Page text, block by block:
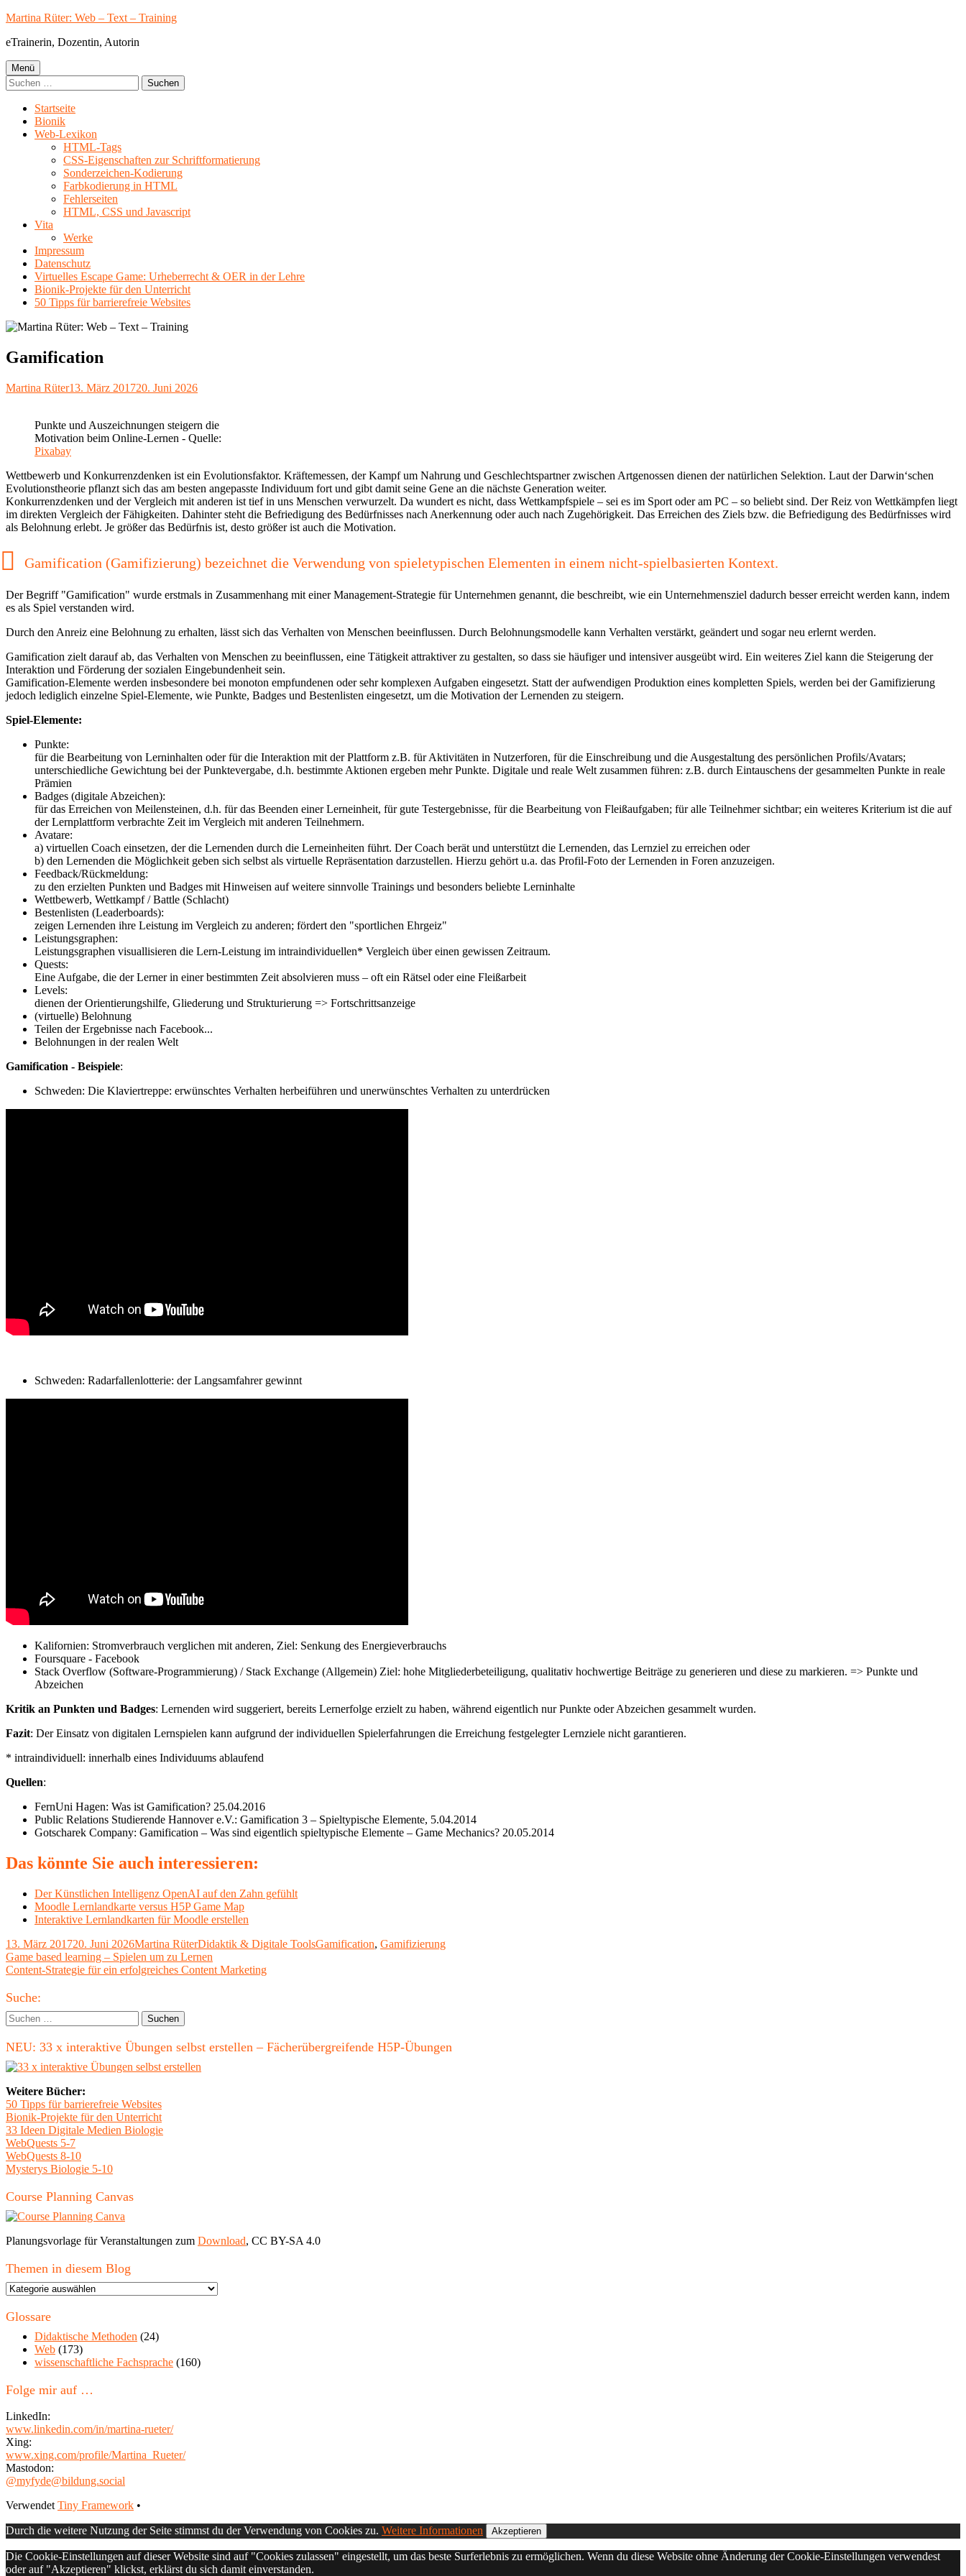
Springe
Inhalt
Martina Rüter: Web – Text – Training
eTrainerin, Dozentin, Autorin
Primäres
Menü
Menü
Suchen
nach:
Startseite
Bionik
Web-Lexikon
HTML-Tags
CSS-Eigenschaften zur Schriftformatierung
Sonderzeichen-Kodierung
Farbkodierung in HTML
Fehlerseiten
HTML, CSS und Javascript
Vita
Werke
Impressum
Datenschutz
Virtuelles Escape Game: Urheberrecht & OER in der Lehre
Bionik-Projekte für den Unterricht
50 Tipps für barrierefreie Websites
Gamification
Autor
Martina RüterVeröffentlicht
13. März 201720. Juni 2026
Punkte und Auszeichnungen steigern die
Motivation beim Online-Lernen - Quelle:
Pixabay
Wettbewerb und Konkurrenzdenken ist ein Evolutionsfaktor. Kräftemessen, der Kampf um Nahrung und Geschlechtspartner zwischen Artgenossen dienen der natürlichen Selektion. Laut der Darwin‘schen
Evolutionstheorie pflanzt sich das am besten angepasste Individuum fort und gibt damit seine Gene an die nächste Generation weiter.
Konkurrenzdenken und der Vergleich mit anderen ist tief in uns Menschen verwurzelt. Da wundert es nicht, dass Wettkampfspiele – sei es im Sport oder am PC – so beliebt sind. Der Reiz von Wettkämpfen liegt
im direkten Vergleich der Fähigkeiten. Dahinter steht die Befriedigung des Bedürfnisses nach Anerkennung oder auch nach Zugehörigkeit. Das Erreichen des Ziels bzw. die Befriedigung des Bedürfnisses wird
als Belohnung erlebt. Je größer das Bedürfnis ist, desto größer ist auch die Motivation.
Gamification (Gamifizierung) bezeichnet die Verwendung von spieletypischen Elementen in einem nicht-spielbasierten Kontext.
Der Begriff "Gamification" wurde erstmals in Zusammenhang mit einer Management-Strategie für Unternehmen genannt, die beschreibt, wie ein Unternehmensziel dadurch besser erreicht werden kann, indem
es als Spiel verstanden wird.
Durch den Anreiz eine Belohnung zu erhalten, lässt sich das Verhalten von Menschen beeinflussen. Durch Belohnungsmodelle kann Verhalten verstärkt, geändert und sogar neu erlernt werden.
Gamification zielt darauf ab, das Verhalten von Menschen zu beeinflussen, eine Tätigkeit attraktiver zu gestalten, so dass sie häufiger und intensiver ausgeübt wird. Ein weiteres Ziel kann die Steigerung der
Interaktion und Förderung der sozialen Eingebundenheit sein.
Gamification-Elemente werden insbesondere bei monoton empfundenen oder sehr komplexen Aufgaben eingesetzt. Statt der aufwendigen Produktion eines kompletten Spiels, werden bei der Gamifizierung
jedoch lediglich einzelne Spiel-Elemente, wie Punkte, Badges und Bestenlisten eingesetzt, um die Motivation der Lernenden zu steigern.
Spiel-Elemente:
Punkte:
für die Bearbeitung von Lerninhalten oder für die Interaktion mit der Plattform z.B. für Aktivitäten in Nutzerforen, für die Einschreibung und die Ausgestaltung des persönlichen Profils/Avatars;
unterschiedliche Gewichtung bei der Punktevergabe, d.h. bestimmte Aktionen ergeben mehr Punkte. Digitale und reale Welt zusammen führen: z.B. durch Eintauschens der gesammelten Punkte in reale
Prämien
Badges (digitale Abzeichen):
für das Erreichen von Meilensteinen, d.h. für das Beenden einer Lerneinheit, für gute Testergebnisse, für die Bearbeitung von Fleißaufgaben; für alle Teilnehmer sichtbar; ein weiteres Kriterium ist die auf
der Lernplattform verbrachte Zeit im Vergleich mit anderen Teilnehmern.
Avatare:
a) virtuellen Coach einsetzen, der die Lernenden durch die Lerneinheiten führt. Der Coach berät und unterstützt die Lernenden, das Lernziel zu erreichen oder
b) den Lernenden die Möglichkeit geben sich selbst als virtuelle Repräsentation darzustellen. Hierzu gehört u.a. das Profil-Foto der Lernenden in Foren anzuzeigen.
Feedback/Rückmeldung:
zu den erzielten Punkten und Badges mit Hinweisen auf weitere sinnvolle Trainings und besonders beliebte Lerninhalte
Wettbewerb, Wettkampf / Battle (Schlacht)
Bestenlisten (Leaderboards):
zeigen Lernenden ihre Leistung im Vergleich zu anderen; fördert den "sportlichen Ehrgeiz"
Leistungsgraphen:
Leistungsgraphen visuallisieren die Lern-Leistung im intraindividuellen* Vergleich über einen gewissen Zeitraum.
Quests:
Eine Aufgabe, die der Lerner in einer bestimmten Zeit absolvieren muss – oft ein Rätsel oder eine Fleißarbeit
Levels:
dienen der Orientierungshilfe, Gliederung und Strukturierung => Fortschrittsanzeige
(virtuelle) Belohnung
Teilen der Ergebnisse nach Facebook...
Belohnungen in der realen Welt
Gamification - Beispiele:
Schweden: Die Klaviertreppe: erwünschtes Verhalten herbeiführen und unerwünschtes Verhalten zu unterdrücken
Schweden: Radarfallenlotterie: der Langsamfahrer gewinnt
Kalifornien: Stromverbrauch verglichen mit anderen, Ziel: Senkung des Energieverbrauchs
Foursquare - Facebook
Stack Overflow (Software-Programmierung) / Stack Exchange (Allgemein) Ziel: hohe Mitgliederbeteiligung, qualitativ hochwertige Beiträge zu generieren und diese zu markieren. => Punkte und
Abzeichen
Kritik an Punkten und Badges: Lernenden wird suggeriert, bereits Lernerfolge erzielt zu haben, während eigentlich nur Punkte oder Abzeichen gesammelt wurden.
Fazit: Der Einsatz von digitalen Lernspielen kann aufgrund der individuellen Spielerfahrungen die Erreichung festgelegter Lernziele nicht garantieren.
* intraindividuell: innerhalb eines Individuums ablaufend
Quellen:
FernUni Hagen: Was ist Gamification? 25.04.2016
Public Relations Studierende Hannover e.V.: Gamification 3 – Spieltypische Elemente, 5.04.2014
Gotscharek Company: Gamification – Was sind eigentlich spieltypische Elemente – Game Mechanics? 20.05.2014
Das könnte Sie auch interessieren:
Der Künstlichen Intelligenz OpenAI auf den Zahn gefühlt
Moodle Lernlandkarte versus H5P Game Map
Interaktive Lernlandkarten für Moodle erstellen
Veröffentlicht
am
13. März 201720. Juni 2026Autor
Martina RüterKategorien
Didaktik & Digitale ToolsSchlagwörter
Gamification, Gamifizierung
Beitragsnavigation
Vorheriger
Beitrag:
Game based learning – Spielen um zu Lernen
Nächster
Content-Strategie für ein erfolgreiches Content Marketing
Haupt-
Seitenleiste
Suche:
Suchen
nach:
NEU: 33 x interaktive Übungen selbst erstellen – Fächerübergreifende H5P-Übungen
Weitere Bücher:
50 Tipps für barrierefreie Websites
Bionik-Projekte für den Unterricht
33 Ideen Digitale Medien Biologie
WebQuests 5-7
WebQuests 8-10
Mysterys Biologie 5-10
Course Planning Canvas
Planungsvorlage für Veranstaltungen zum Download, CC BY-SA 4.0
Themen in diesem Blog
Themen
diesem
Glossare
Didaktische Methoden (24)
Web (173)
wissenschaftliche Fachsprache (160)
Folge mir auf …
LinkedIn:
www.linkedin.com/in/martina-rueter/
Xing:
www.xing.com/profile/Martina_Rueter/
Mastodon:
@myfyde@bildung.social
Footer
Inhalt
Verwendet Tiny Framework •
Durch die weitere Nutzung der Seite stimmst du der Verwendung von Cookies zu. Weitere Informationen Akzeptieren
Die Cookie-Einstellungen auf dieser Website sind auf "Cookies zulassen" eingestellt, um das beste Surferlebnis zu ermöglichen. Wenn du diese Website ohne Änderung der Cookie-Einstellungen verwendest
oder auf "Akzeptieren" klickst, erklärst du sich damit einverstanden.